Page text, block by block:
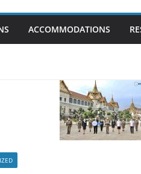
ACCOMMODATIONS